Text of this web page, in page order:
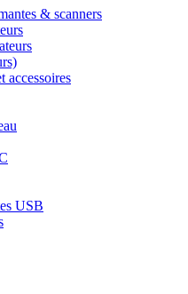
& scanners
accessoires
USB